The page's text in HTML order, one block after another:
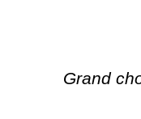
Grand